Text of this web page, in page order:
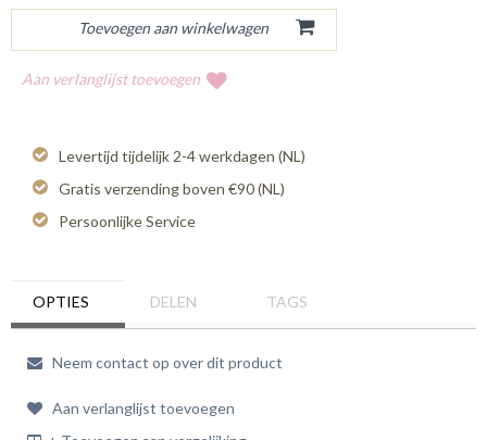
Aan verlanglijst toevoegen
Levertijd tijdelijk 2-4 werkdagen (NL)
Gratis verzending boven €90 (NL)
Persoonlijke Service
OPTIES DELEN TAGS
Neem contact op over dit product
Aan verlanglijst toevoegen